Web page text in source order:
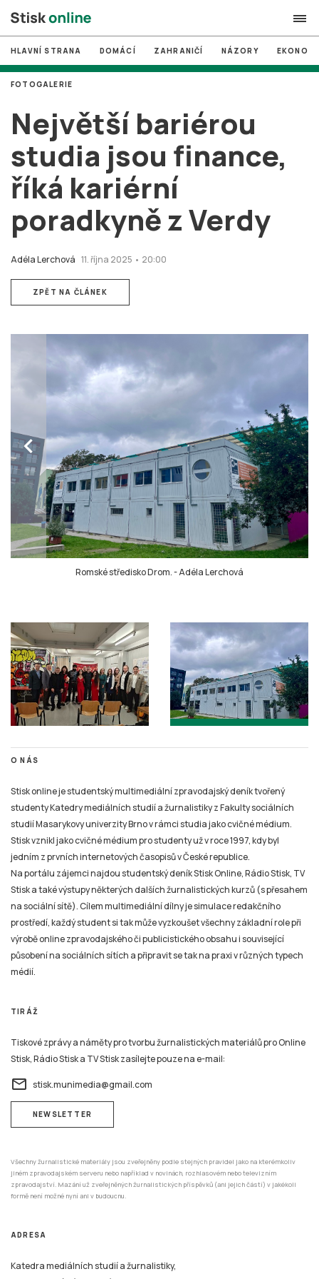
search
# MUNI
# Brno
# volby
login PŘIHLÁSIT SE
Zapomněli jste heslo?
Založit nový účet
HLAVNÍ STRANA DOMÁCÍ ZAHRANIČÍ NÁZORY
Největší bariérou
studia jsou finance,
říká kariérní
poradkyně z Verdy
Adéla Lerchová 11. října 2025 • 20:00
FOTOGALERIE
ZPĚT NA ČLÁNEK
chevron_left
Romské středisko Drom.-Adéla Lerchová
O NÁS
Stisk online je studentský multimediální zpravodajský deník tvořený
studenty Katedry mediálních studií a žurnalistiky z Fakulty sociálních
studií Masarykovy univerzity Brno v rámci studia jako cvičné médium.
Stisk vznikl jako cvičné médium pro studenty už v roce 1997, kdy byl
jedním z prvních internetových časopisů v České republice.
Na portálu zájemci najdou studentský deník Stisk Online, Rádio Stisk, TV
Stisk a také výstupy některých dalších žurnalistických kurzů (s přesahem
na sociální sítě). Cílem multimediální dílny je simulace redakčního
prostředí, každý student si tak může vyzkoušet všechny základní role při
výrobě online zpravodajského či publicistického obsahu i související
působení na sociálních sítích a připravit se tak na praxi v různých typech
médií.
TIRÁŽ
Tiskové zprávy a náměty pro tvorbu žurnalistických materiálů pro Online
Stisk, Rádio Stisk a TV Stisk zasílejte pouze na e-mail:
email stisk.munimedia@gmail.com
NEWSLETTER
Všechny žurnalistické materiály jsou zveřejněny podle stejných pravidel jako na kterémkoliv
jiném zpravodajském serveru nebo například v novinách, rozhlasovém nebo televizním
zpravodajství. Mazání už zveřejněných žurnalistických příspěvků (ani jejich částí) v jakékoli
formě není možné nyní ani v budoucnu.
ADRESA
Katedra mediálních studií a žurnalistiky,